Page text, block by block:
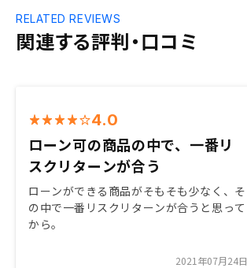
関連する評判・口コミ
RELATED REVIEWS
4.0
ローン可の商品の中で、一番リ
スクリターンが合う
ローンができる商品がそもそも少なく、そ
の中で一番リスクリターンが合うと思って
から。
2021年07月24日